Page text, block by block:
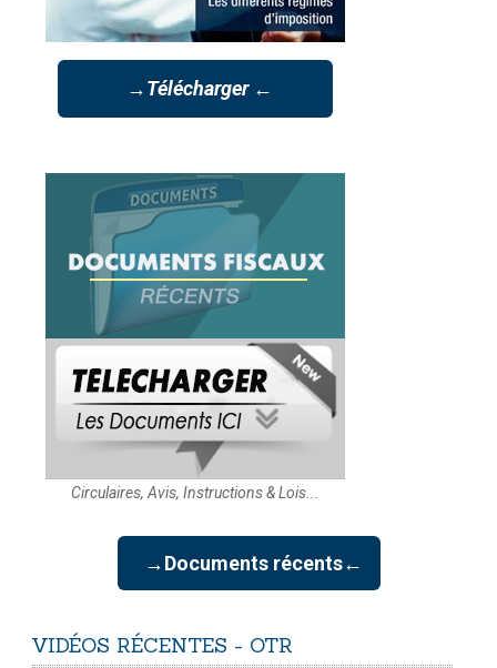
→Télécharger ←
Circulaires, Avis, Instructions & Lois...
→Documents récents←
VIDÉOS RÉCENTES - OTR